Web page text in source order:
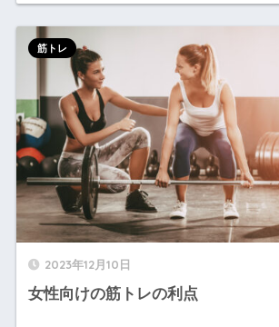
2023年12月10日
女性向けの筋トレの利点
筋トレ